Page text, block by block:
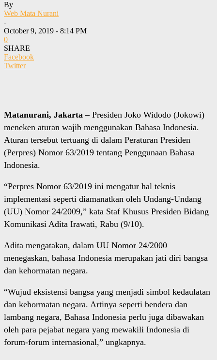
By
Web Mata Nurani
-
October 9, 2019 - 8:14 PM
0
SHARE
Facebook
Twitter
Matanurani, Jakarta – Presiden Joko Widodo (Jokowi)
meneken aturan wajib menggunakan Bahasa Indonesia.
Aturan tersebut tertuang di dalam Peraturan Presiden
(Perpres) Nomor 63/2019 tentang Penggunaan Bahasa
Indonesia.
“Perpres Nomor 63/2019 ini mengatur hal teknis
implementasi seperti diamanatkan oleh Undang-Undang
(UU) Nomor 24/2009,” kata Staf Khusus Presiden Bidang
Komunikasi Adita Irawati, Rabu (9/10).
Adita mengatakan, dalam UU Nomor 24/2000
menegaskan, bahasa Indonesia merupakan jati diri bangsa
dan kehormatan negara.
“Wujud eksistensi bangsa yang menjadi simbol kedaulatan
dan kehormatan negara. Artinya seperti bendera dan
lambang negara, Bahasa Indonesia perlu juga dibawakan
oleh para pejabat negara yang mewakili Indonesia di
forum-forum internasional,” ungkapnya.